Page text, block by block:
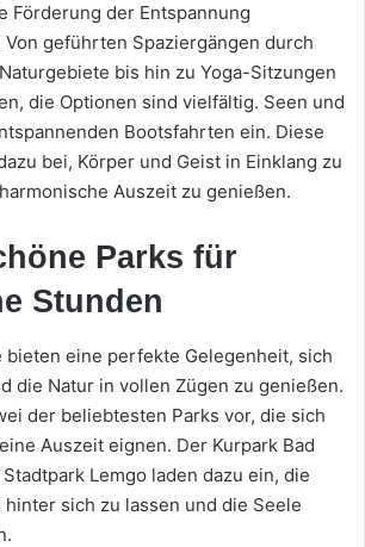
Förderung der Entspannung
geführten Spaziergängen durch
bis hin zu Yoga-Sitzungen
die Optionen sind vielfältig. Seen und
Bootsfahrten ein. Diese
bei, Körper und Geist in Einklang zu
Auszeit zu genießen.
Parks für
Stunden
bieten eine perfekte Gelegenheit, sich
die Natur in vollen Zügen zu genießen.
der beliebtesten Parks vor, die sich
Auszeit eignen. Der Kurpark Bad
Lemgo laden dazu ein, die
sich zu lassen und die Seele